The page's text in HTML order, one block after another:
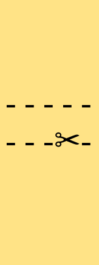
- - - -
- - -✂-